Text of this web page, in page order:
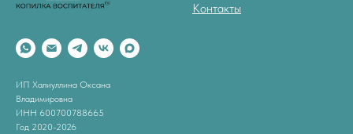
ИП Халиуллина Оксана
Владимировна
ИНН 600700788665
Год 2020-2026
Контакты